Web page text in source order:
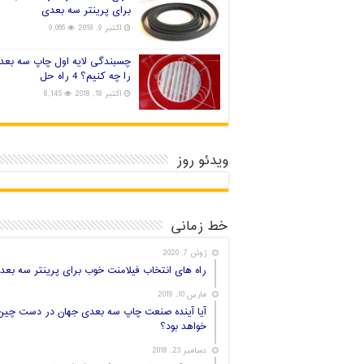
برای پرینتر سه بعدی
اکتبر 9, 2018 9,066
چسبندگی لایه اول چاپ سه
را چه کنیم؟ 4 راه حل
اکتبر 18, 2018 8,145
ویدئو روز
خط زمانی
ژوئن 7, 2020
راه های انتخاب فیلامنت خوب برای پرینتر سه
مارس 10, 2019
آیا آینده صنعت چاپ سه بعدی جهان در دست
خواهد بود؟
دسامبر 23, 2018